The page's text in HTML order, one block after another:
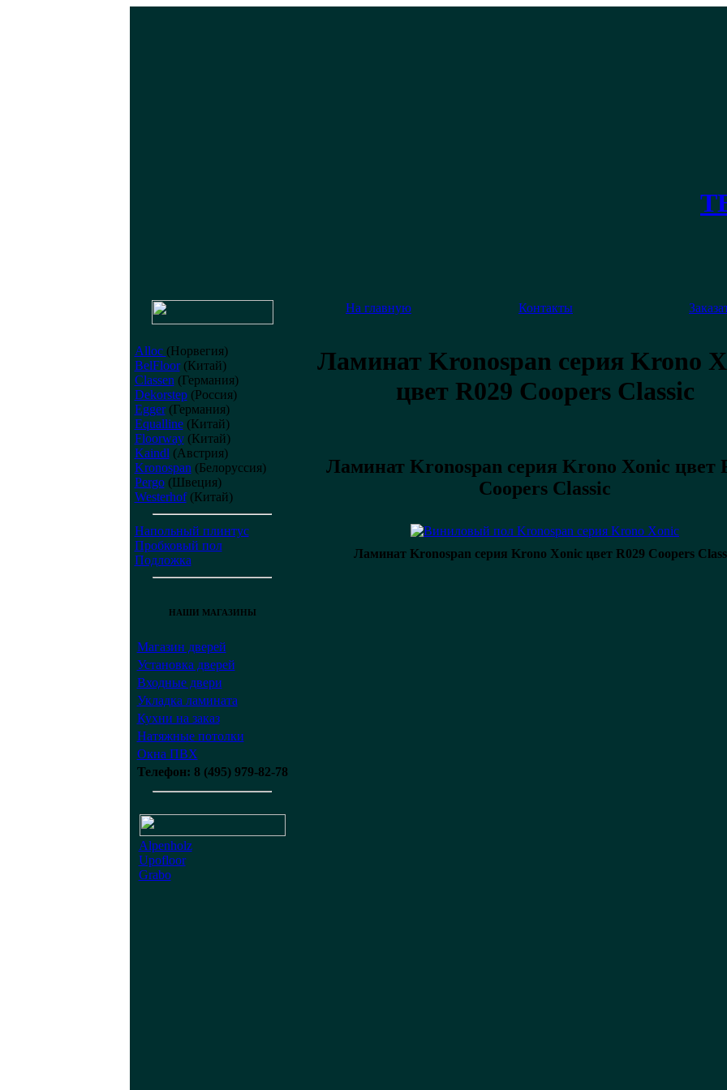
Alloc (Норвегия)
BelFloor(Китай)
Classen(Германия)
Dekorstep(Россия)
Egger(Германия)
Equalline(Китай)
Floorway(Китай)
Kaindl(Австрия)
Kronospan(Белоруссия)
Pergo(Швеция)
Westerhof(Китай)
Напольный плинтус
Пробковый пол
Подложка
НАШИ МАГАЗИНЫ
Магазин дверей
Установка дверей
Входные двери
Укладка ламината
Кухни на заказ
Натяжные потолки
Окна ПВХ
Телефон: 8 (495) 979-82-78
Alpenholz
Upofloor
Grabo
На главную Контакты
Ламинат Kronospan серия Krono
цвет R029 Coopers Classic
Ламинат Kronospan серия Krono Xonic цвет
Coopers Classic
Ламинат Kronospan серия Krono Xonic цвет R029 Coopers